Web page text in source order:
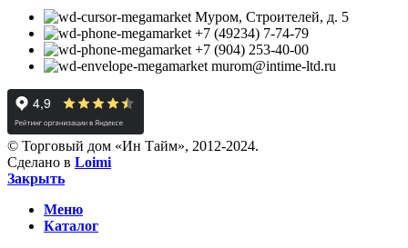
Муром, Строителей, д. 5
+7 (49234) 7-74-79
+7 (904) 253-40-00
murom@intime-ltd.ru
© Торговый дом «Ин Тайм», 2012-2024.
Сделано в Loimi
Закрыть
Меню
Каталог